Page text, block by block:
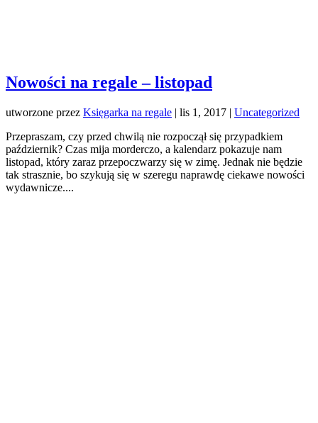
Nowości na regale – listopad
utworzone przez Księgarka na regale | lis 1, 2017 | Uncategorized
Przepraszam, czy przed chwilą nie rozpoczął się przypadkiem
październik? Czas mija morderczo, a kalendarz pokazuje nam
listopad, który zaraz przepoczwarzy się w zimę. Jednak nie będzie
tak strasznie, bo szykują się w szeregu naprawdę ciekawe nowości
wydawnicze....